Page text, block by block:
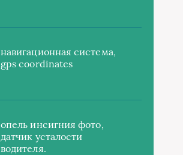
навигационная система,
gps coordinates
опель инсигния фото,
датчик усталости
водителя.